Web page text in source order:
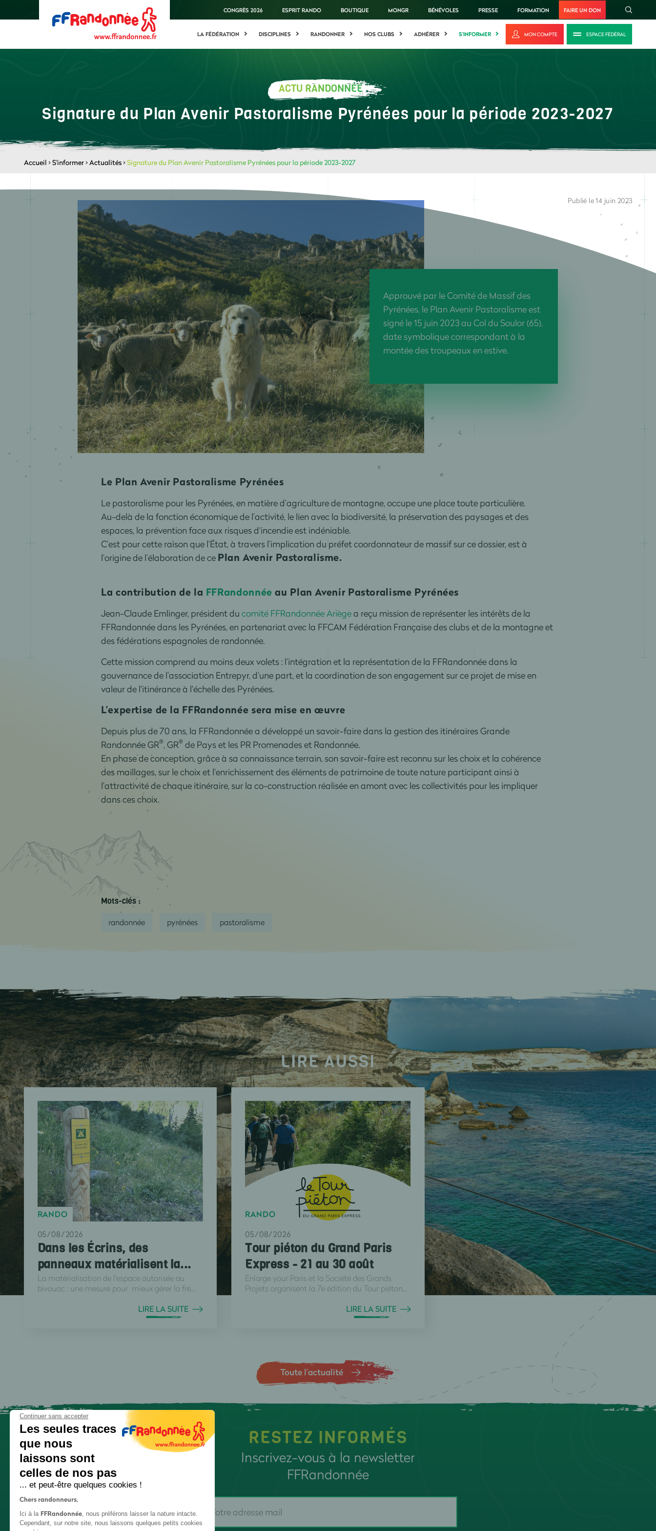
CONGRÈS 2026 ESPRIT RANDO BOUTIQUE MONGR BÉNÉVOLES PRESSE FORMATION FAIRE UN DON
LA FÉDÉRATION DISCIPLINES RANDONNER NOS CLUBS ADHÉRER S'INFORMER MON COMPTE ESPACE FÉDÉRAL
ACTU RANDONNÉE
Signature du Plan Avenir Pastoralisme Pyrénées pour la période 2023-2027
Accueil >S'informer>Actualités>Signature du Plan Avenir Pastoralisme Pyrénées pour la période 2023-2027
Approuvé par le Comité de Massif des
Pyrénées, le Plan Avenir Pastoralisme est
signé le 15 juin 2023 au Col du Soulor (65),
date symbolique correspondant à la
montée des troupeaux en estive.
Publié le 14 juin 2023
Le Plan Avenir Pastoralisme Pyrénées
Le pastoralisme pour les Pyrénées, en matière d’agriculture de montagne, occupe une place toute particulière.
Au-delà de la fonction économique de l’activité, le lien avec la biodiversité, la préservation des paysages et des
espaces, la prévention face aux risques d‘incendie est indéniable.
C’est pour cette raison que l’État, à travers l’implication du préfet coordonnateur de massif sur ce dossier, est à
l’origine de l’élaboration de ce Plan Avenir Pastoralisme.
La contribution de la FFRandonnée au Plan Avenir Pastoralisme Pyrénées
Jean-Claude Emlinger, président du comité FFRandonnée Ariègea reçu mission de représenter les intérêts de la
FFRandonnée dans les Pyrénées, en partenariat avec la FFCAM Fédération Française des clubs et de la montagne et
des fédérations espagnoles de randonnée.
Cette mission comprend au moins deux volets : l’intégration et la représentation de la FFRandonnée dans la
gouvernance de l’association Entrepyr, d’une part, et la coordination de son engagement sur ce projet de mise en
valeur de l'itinérance à l'échelle des Pyrénées.
L’expertise de la FFRandonnée sera mise en œuvre
Depuis plus de 70 ans, la FFRandonnée a développé un savoir-faire dans la gestion des itinéraires Grande
Randonnée GR®, GR®de Pays et les PR Promenades et Randonnée.
En phase de conception, grâce à sa connaissance terrain, son savoir-faire est reconnu sur les choix et la cohérence
des maillages, sur le choix et l'enrichissement des éléments de patrimoine de toute nature participant ainsi à
l’attractivité de chaque itinéraire, sur la co-construction réalisée en amont avec les collectivités pour les impliquer
dans ces choix.
Mots-clés :
randonnée pyrénées pastoralisme
LIRE AUSSI
RANDO
05/08/2026
Dans les Écrins, des
panneaux matérialisent la...
La matérialisation de l'espace autorisée au
bivouac : une mesure pour mieux gérer la fré...
LIRE LA SUITE
RANDO
05/08/2026
Tour piéton du Grand Paris
Express - 21 au 30 août
Enlarge your Paris et la Société des Grands
Projets organisent la 7e édition du Tour piéton...
LIRE LA SUITE
Toute l’actualité
RESTEZ INFORMÉS
Inscrivez-vous à la newsletter
FFRandonnée
Continuer sans accepter
Les seules traces
que nous
laissons sont
celles de nos pas
... et peut-être quelques cookies !
Chers randonneurs,
Ici à la FFRandonnée, nous préférons laisser la nature intacte.
Cependant, sur notre site, nous laissons quelques petits cookies